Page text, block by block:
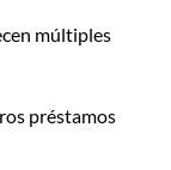
múltiples
préstamos